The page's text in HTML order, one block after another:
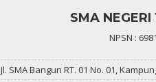
SMA NEGERI
NPSN :
Jl. SMA Bangun RT. 01 No. 01,